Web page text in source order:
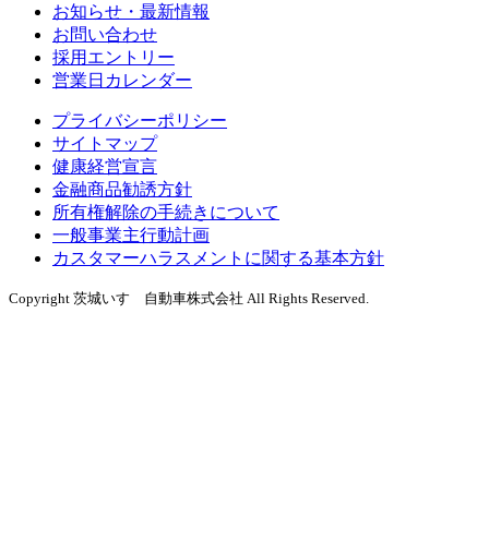
お知らせ・最新情報
お問い合わせ
採用エントリー
営業日カレンダー
プライバシーポリシー
サイトマップ
健康経営宣言
金融商品勧誘方針
所有権解除の手続きについて
一般事業主行動計画
カスタマーハラスメントに関する基本方針
Copyright 茨城いすゞ自動車株式会社 All Rights Reserved.